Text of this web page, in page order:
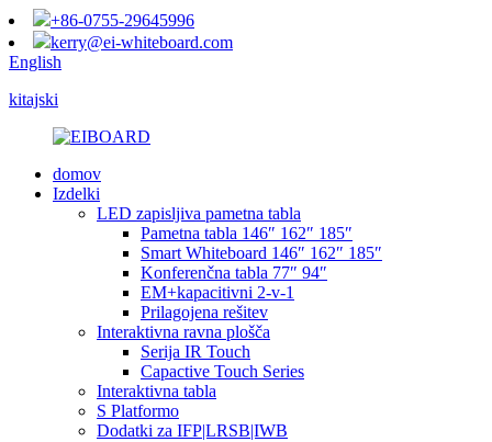
+86-0755-29645996
kerry@ei-whiteboard.com
English
kitajski
domov
Izdelki
LED zapisljiva pametna tabla
Pametna tabla 146″ 162″ 185″
Smart Whiteboard 146″ 162″ 185″
Konferenčna tabla 77″ 94″
EM+kapacitivni 2-v-1
Prilagojena rešitev
Interaktivna ravna plošča
Serija IR Touch
Capactive Touch Series
Interaktivna tabla
S Platformo
Dodatki za IFP|LRSB|IWB